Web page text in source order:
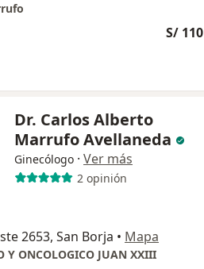
S/ 110
Dr. Carlos Alberto
Marrufo Avellaneda
Ginecólogo · Ver más
2 opinión
2653, San Borja • Mapa
Y ONCOLOGICO JUAN XXIII